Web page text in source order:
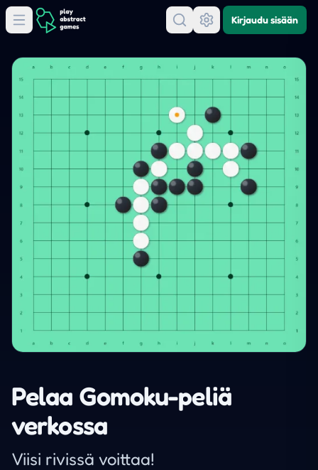
Kirjaudu sisään
Pelaa Gomoku-peliä
verkossa
Viisi rivissä voittaa!